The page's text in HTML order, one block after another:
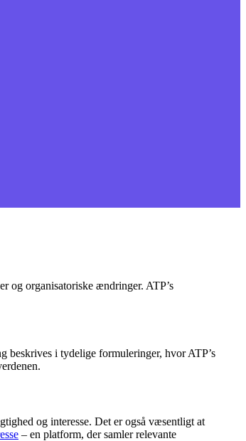
og organisatoriske ændringer. ATP’s
beskrives i tydelige formuleringer, hvor ATP’s
og interesse. Det er også væsentligt at
– en platform, der samler relevante